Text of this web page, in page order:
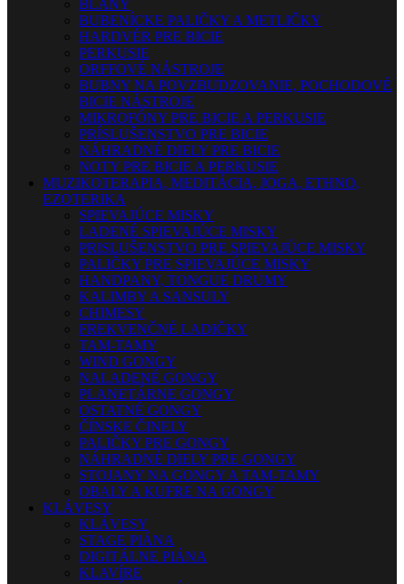
BLANY
BUBENÍCKE PALIČKY A METLIČKY
HARDVÉR PRE BICIE
PERKUSIE
ORFFOVÉ NÁSTROJE
BUBNY NA POVZBUDZOVANIE, POCHODOVÉ
BICIE NÁSTROJE
MIKROFÓNY PRE BICIE A PERKUSIE
PRÍSLUŠENSTVO PRE BICIE
NÁHRADNÉ DIELY PRE BICIE
NOTY PRE BICIE A PERKUSIE
MUZIKOTERAPIA, MEDITÁCIA, JOGA, ETHNO,
EZOTERIKA
SPIEVAJÚCE MISKY
LADENÉ SPIEVAJÚCE MISKY
PRISLUŠENSTVO PRE SPIEVAJÚCE MISKY
PALIČKY PRE SPIEVAJÚCE MISKY
HANDPANY, TONGUE DRUMY
KALIMBY A SANSULY
CHIMESY
FREKVENČNÉ LADIČKY
TAM-TAMY
WIND GONGY
NALADENÉ GONGY
PLANETÁRNE GONGY
OSTATNÉ GONGY
ČÍNSKE ČINELY
PALIČKY PRE GONGY
NÁHRADNÉ DIELY PRE GONGY
STOJANY NA GONGY A TAM-TAMY
OBALY A KUFRE NA GONGY
KLÁVESY
KLÁVESY
STAGE PIÁNA
DIGITÁLNE PIÁNA
KLAVÍRE